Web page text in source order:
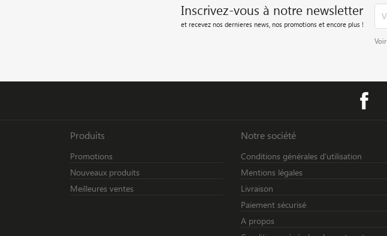
Inscrivez-vous à notre newsletter
et recevez nos dernieres news, nos promotions et encore plus !
Produits
Promotions
Nouveaux produits
Meilleures ventes
Notre société
Conditions générales d’utilisation
Mentions légales
Livraison
Paiement sécurisé
A propos